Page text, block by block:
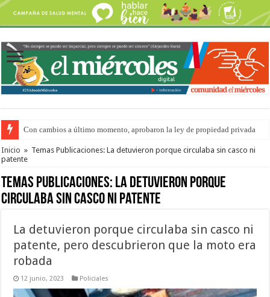
Con cambios a último momento, aprobaron la ley de propiedad privada
Adopción en Entre Ríos: el 35% de los 90 niños, niñas y adolescentes que
Inicio » Temas Publicaciones: La detuvieron porque circulaba sin casco ni
patente
Temas Publicaciones: La detuvieron porque
circulaba sin casco ni patente
La detuvieron porque circulaba sin casco ni
patente, pero descubrieron que la moto era
robada
12 junio, 2023 Policiales